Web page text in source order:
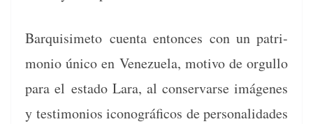
Bar­quisime­tocuen­ta entonces con un pat­ri­
mo­nio úni­co en Venezuela, moti­vo de orgul­lo
para el esta­do Lara, al con­ser­varse imá­genes
y tes­ti­mo­nios icono­grá­fi­cos de per­son­al­i­dades